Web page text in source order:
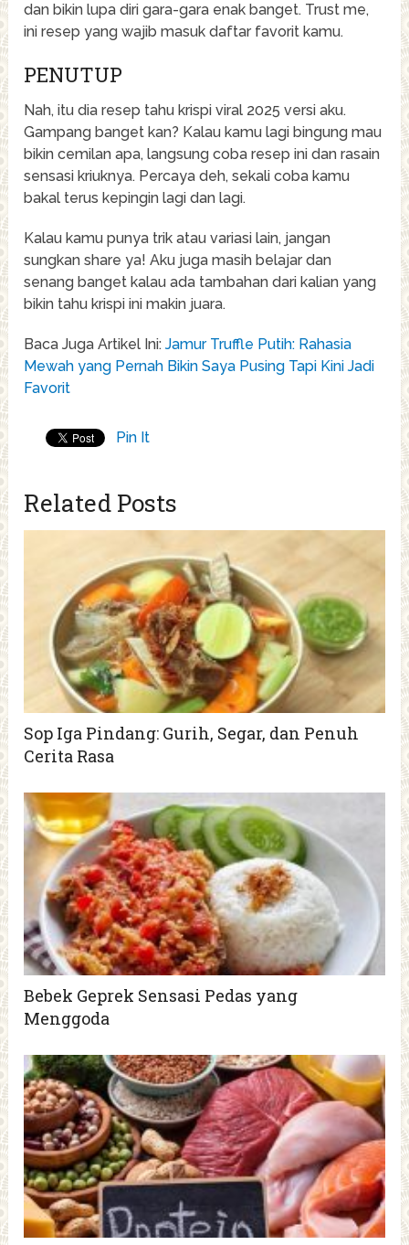
dan bikin lupa diri gara-gara enak banget. Trust me,
ini resep yang wajib masuk daftar favorit kamu.
PENUTUP
Nah, itu dia resep tahu krispi viral 2025 versi aku.
Gampang banget kan? Kalau kamu lagi bingung mau
bikin cemilan apa, langsung coba resep ini dan rasain
sensasi kriuknya. Percaya deh, sekali coba kamu
bakal terus kepingin lagi dan lagi.
Kalau kamu punya trik atau variasi lain, jangan
sungkan share ya! Aku juga masih belajar dan
senang banget kalau ada tambahan dari kalian yang
bikin tahu krispi ini makin juara.
Baca Juga Artikel Ini:Jamur Truffle Putih: Rahasia
Mewah yang Pernah Bikin Saya Pusing Tapi Kini Jadi
Favorit
Pin It
Related Posts
Sop Iga Pindang: Gurih, Segar, dan Penuh
Cerita Rasa
Bebek Geprek Sensasi Pedas yang
Menggoda